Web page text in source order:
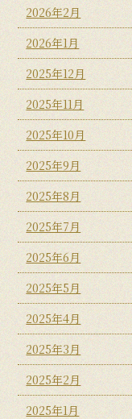
2026年2月
2026年1月
2025年12月
2025年11月
2025年10月
2025年9月
2025年8月
2025年7月
2025年6月
2025年5月
2025年4月
2025年3月
2025年2月
2025年1月